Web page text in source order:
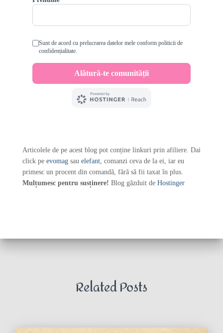
Articolele de pe acest blog pot conține linkuri prin afiliere. Dai
click pe evomag sau elefant, comanzi ceva de la ei, iar eu
primesc un procent din comandă, fără să fii taxat în plus.
Mulțumesc pentru susținere! Blog găzduit de Hostinger
Related Posts